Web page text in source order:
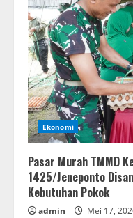
Ekonomi
Pasar Murah TMMD
1425/Jeneponto
Kebutuhan Pokok
admin Mei 17,